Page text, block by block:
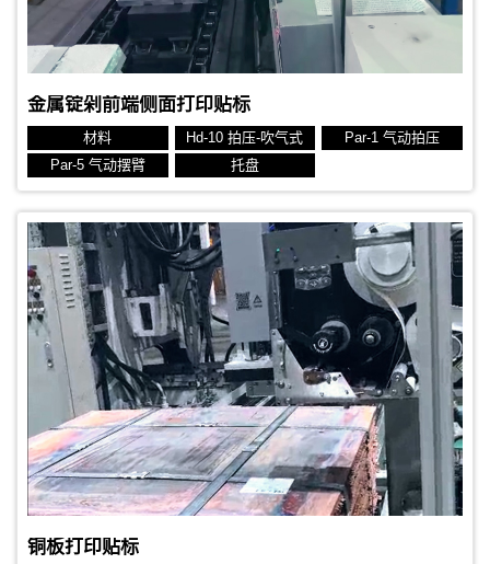
金属锭剁前端侧面打印贴标
材料 Hd-10 拍压-吹气式
Par-1 气动拍压
Par-5 气动摆臂
托盘
铜板打印贴标
贴标对象：化纤棉包
贴标位置：侧面
生产节拍：15秒
标签规格： 80 x 50 mm 热转印标签